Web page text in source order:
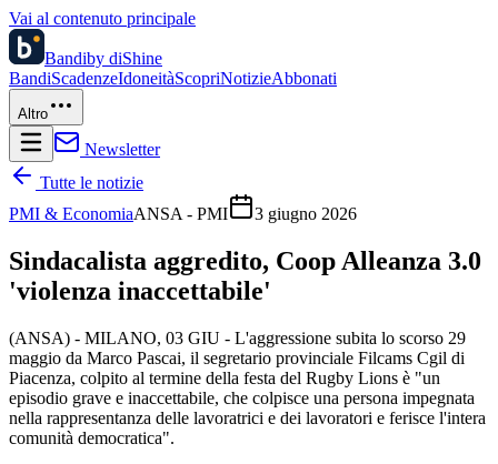
Vai al contenuto principale
Bandiby diShine
BandiScadenzeIdoneitàScopriNotizieAbbonati
Altro
Newsletter
Tutte le notizie
PMI & EconomiaANSA - PMI 3 giugno 2026
Sindacalista aggredito, Coop Alleanza 3.0
'violenza inaccettabile'
(ANSA) - MILANO, 03 GIU - L'aggressione subita lo scorso 29
maggio da Marco Pascai, il segretario provinciale Filcams Cgil di
Piacenza, colpito al termine della festa del Rugby Lions è "un
episodio grave e inaccettabile, che colpisce una persona impegnata
nella rappresentanza delle lavoratrici e dei lavoratori e ferisce l'intera
comunità democratica".